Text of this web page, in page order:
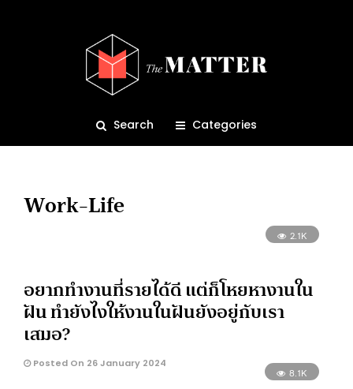
Search Categories
Work-Life
2.1K
อยากทำงานที่รายได้ดี แต่ก็โหยหางานใน
ฝัน ทำยังไงให้งานในฝันยังอยู่กับเรา
เสมอ?
Posted On 26 January 2024
8.1K